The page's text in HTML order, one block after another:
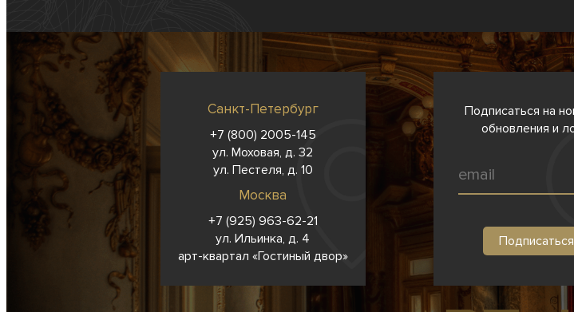
Санкт-Петербург
+7 (800) 2005-145
ул. Моховая, д. 32
ул. Пестеля, д. 10
Москва
+7 (925) 963-62-21
ул. Ильинка, д. 4
арт-квартал «Гостиный двор»
Подписаться на
обновления и